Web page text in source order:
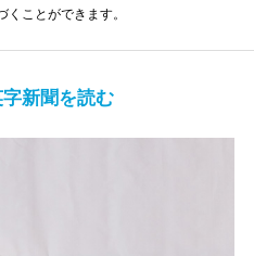
ことができます。
新聞を読む